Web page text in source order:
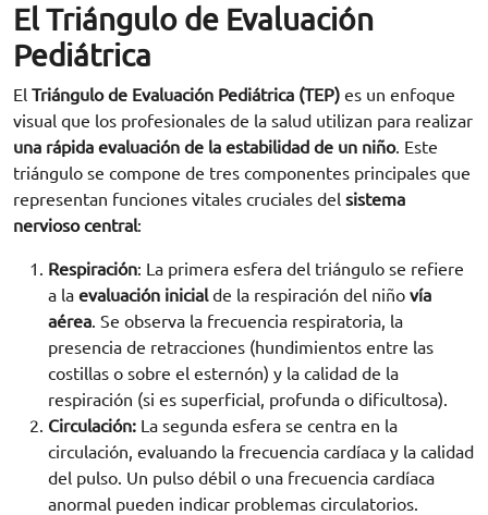
El Triángulo de Evaluación
Pediátrica
El Triángulo de Evaluación Pediátrica (TEP) es un enfoque
visual que los profesionales de la salud utilizan para realizar
una rápida evaluación de la estabilidad de un niño. Este
triángulo se compone de tres componentes principales que
representan funciones vitales cruciales del sistema
nervioso central:
Respiración: La primera esfera del triángulo se refiere
a la evaluación inicialde la respiración del niño vía
aérea. Se observa la frecuencia respiratoria, la
presencia de retracciones (hundimientos entre las
costillas o sobre el esternón) y la calidad de la
respiración (si es superficial, profunda o dificultosa).
Circulación: La segunda esfera se centra en la
circulación, evaluando la frecuencia cardíaca y la calidad
del pulso. Un pulso débil o una frecuencia cardíaca
anormal pueden indicar problemas circulatorios.